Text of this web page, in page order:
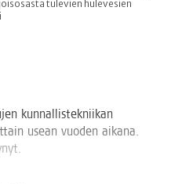
tulevien hulevesien
kun­nal­lis­tek­nii­kan
usean vuo­den aika­na.